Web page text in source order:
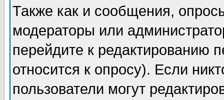
Также как и сообщения,
модераторы или
перейдите к редактированию
относится к опросу). Если
пользователи могут